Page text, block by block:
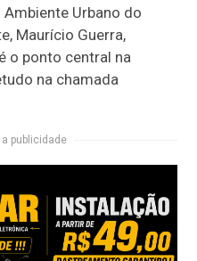
Urbano do
Maurício Guerra,
o ponto central na
na chamada
publicidade